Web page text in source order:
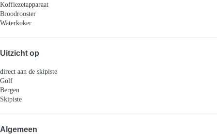
Koffiezetapparaat
Broodrooster
Waterkoker
Uitzicht op
direct aan de skipiste
Golf
Bergen
Skipiste
Algemeen